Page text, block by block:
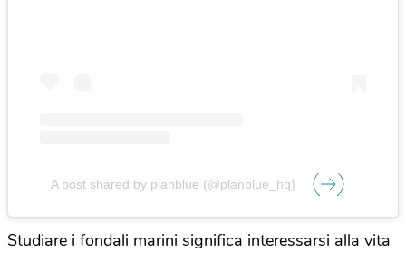
A post shared by planblue (@planblue_hq)
Studiare i fondali marini significa interessarsi alla vita